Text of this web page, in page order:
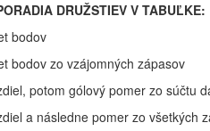
DRUŽSTIEV V TABUĽKE:
bodov
bodov zo vzájomných zápasov
potom gólový pomer zo súčtu
a následne pomer zo všetkých